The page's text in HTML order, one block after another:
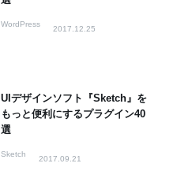
WordPress
2017.12.25
UIデザインソフト『Sketch』を
もっと便利にするプラグイン40
選
Sketch
2017.09.21